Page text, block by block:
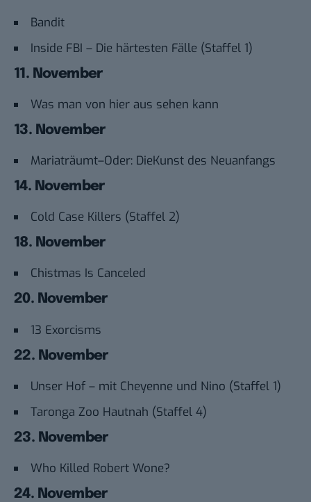
Bandit
Inside FBI – Die härtesten Fälle (Staffel 1)
11. November
Was man von hier aus sehen kann
13. November
Mariaträumt–Oder: DieKunst des Neuanfangs
14. November
Cold Case Killers (Staffel 2)
18. November
Chistmas Is Canceled
20. November
13 Exorcisms
22. November
Unser Hof – mit Cheyenne und Nino (Staffel 1)
Taronga Zoo Hautnah (Staffel 4)
23. November
Who Killed Robert Wone?
24. November